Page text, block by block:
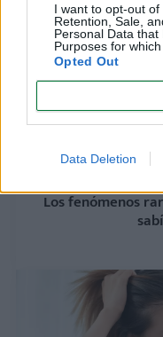
I want to opt-out of
Retention, Sale,
Personal Data
Purposes for
Opted Out
Data Deletion
Los fenómenos